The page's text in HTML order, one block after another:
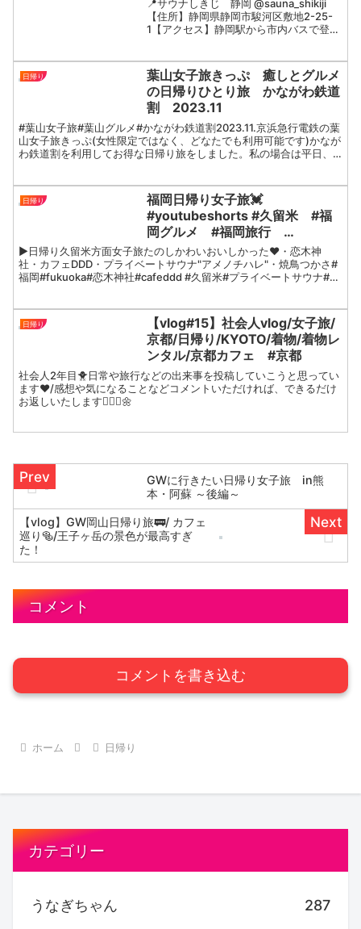
📍サウナしきじ 静岡 @sauna_shikiji
【住所】静岡県静岡市駿河区敷地2-25-
1【アクセス】静岡駅から市内バスで登呂
時間営業（夜中は清掃）【料金】女性
入...
日帰り
葉山女子旅きっぷ 癒しとグルメ
の日帰りひとり旅 かながわ鉄道
割 2023.11
#葉山女子旅#葉山グルメ#かながわ鉄道割2023.11.京浜急行電鉄の葉
山女子旅きっぷ(女性限定ではなく、どなたでも利用可能です)かなが
わ鉄道割を利用してお得な日帰り旅をしました。私の場合は平日、
日帰り
福岡日帰り女子旅💓
#youtubeshorts #久留米 #福
岡グルメ #福岡旅行
#fukuoka
▶︎日帰り久留米方面女子旅たのしかわいおいしかった♥️・恋木神
社・カフェDDD・プライベートサウナ"アメノチハレ"・焼鳥つかさ#
福岡#fukuoka#恋木神社#cafeddd #久留米#プライベートサウナ#福
日帰り
【vlog#15】社会人vlog/女子旅/
京都/日帰り/KYOTO/着物/着物レ
ンタル/京都カフェ #京都
社会人2年目🐥日常や旅行などの出来事を投稿していこうと思ってい
ます❤︎/感想や気になることなどコメントいただければ、できるだけ
お返しいたします🙇🏻‍♀️🌼
GWに行きたい日帰り女子旅 in熊
本・阿蘇 ～後編～
【vlog】GW岡山日帰り旅🚃/ カフェ
巡り🥯/王子ヶ岳の景色が最高すぎ
た！
コメント
コメントを書き込む
ホーム 日帰り
カテゴリー
うなぎちゃん 287